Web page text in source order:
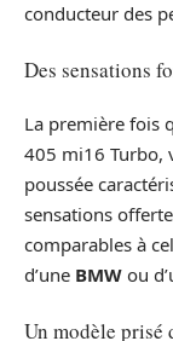
conducteur des
Des sensations
La première fois
405 mi16 Turbo,
poussée
sensations
comparables à
d’une BMW ou
Un modèle prisé